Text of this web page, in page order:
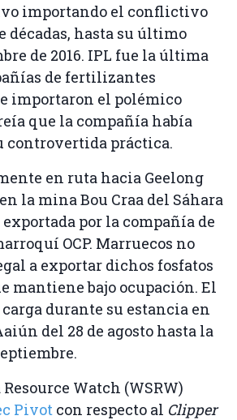
importando el conflictivo
hasta su último
de 2016. IPL fue la última
de fertilizantes
importaron el polémico
que la compañía había
controvertida práctica.
en ruta hacia Geelong
la mina Bou Craa del Sáhara
por la compañía de
OCP. Marruecos no
a exportar dichos fosfatos
mantiene bajo ocupación. El
durante su estancia en
del 28 de agosto hasta la
Watch (WSRW)
Pivot con respecto al Clipper